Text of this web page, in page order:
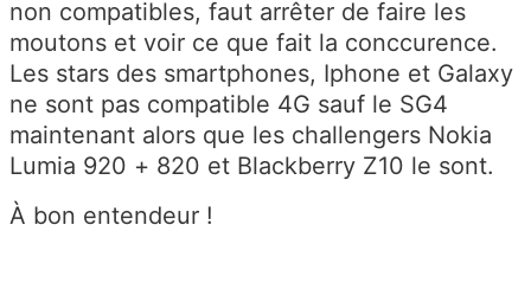
non compatibles, faut arrêter de faire les
moutons et voir ce que fait la conccurence.
Les stars des smartphones, Iphone et Galaxy
ne sont pas compatible 4G sauf le SG4
maintenant alors que les challengers Nokia
Lumia 920 + 820 et Blackberry Z10 le sont.
À bon entendeur !